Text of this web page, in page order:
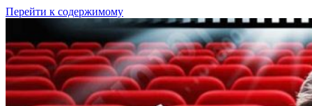
Перейти к содержимому